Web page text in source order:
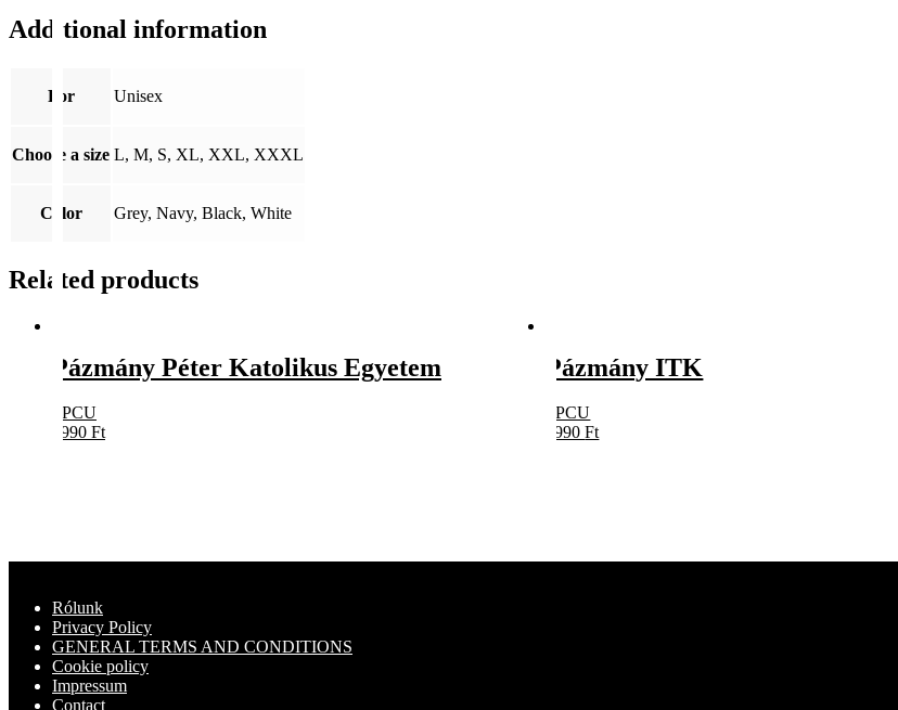
Additional information
For Unisex
Choose a size L, M, S, XL, XXL, XXXL
Color Grey, Navy, Black, White
Related products
Pázmány Péter Katolikus Egyetem
PPCU
8990 Ft
Pázmány ITK
PPCU
5990Ft
Rólunk
Privacy Policy
GENERAL TERMS AND CONDITIONS
Cookie policy
Impressum
Contact